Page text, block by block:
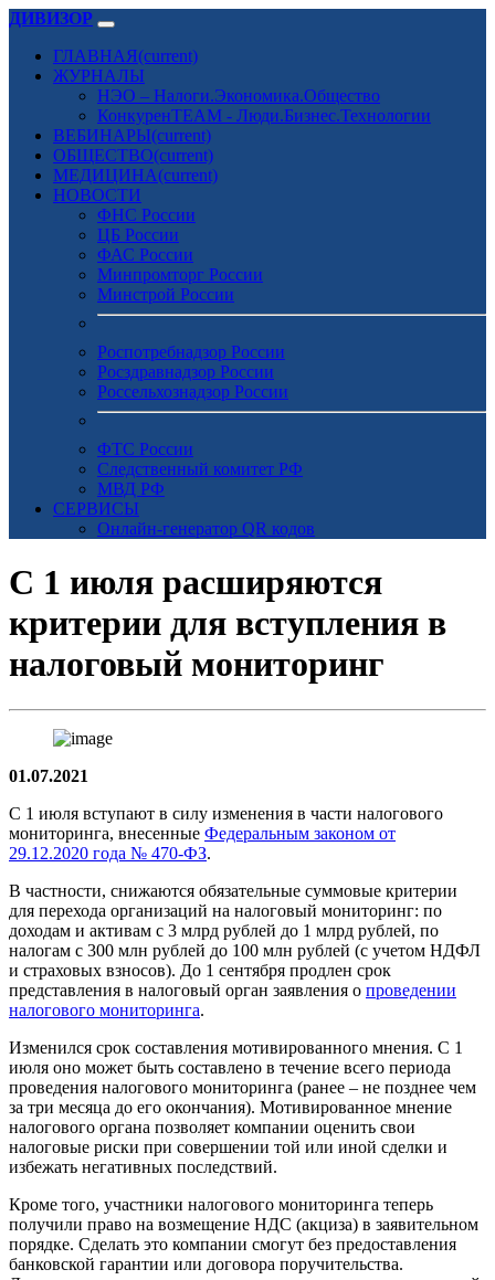
ДИВИЗОР
ГЛАВНАЯ(current)
ЖУРНАЛЫ
НЭО – Налоги.Экономика.Общество
КонкуренTEAM - Люди.Бизнес.Технологии
ВЕБИНАРЫ(current)
ОБЩЕСТВО(current)
МЕДИЦИНА(current)
НОВОСТИ
ФНС России
ЦБ России
ФАС России
Минпромторг России
Минстрой России
Роспотребнадзор России
Росздравнадзор России
Россельхознадзор России
ФТС России
Следственный комитет РФ
МВД РФ
СЕРВИСЫ
Онлайн-генератор QR кодов
С 1 июля расширяются
критерии для вступления в
налоговый мониторинг
01.07.2021
С 1 июля вступают в силу изменения в части налогового
мониторинга, внесенные Федеральным законом от
29.12.2020 года № 470-ФЗ.
В частности, снижаются обязательные суммовые критерии
для перехода организаций на налоговый мониторинг: по
доходам и активам с 3 млрд рублей до 1 млрд рублей, по
налогам с 300 млн рублей до 100 млн рублей (с учетом НДФЛ
и страховых взносов). До 1 сентября продлен срок
представления в налоговый орган заявления о проведении
налогового мониторинга.
Изменился срок составления мотивированного мнения. С 1
июля оно может быть составлено в течение всего периода
проведения налогового мониторинга (ранее – не позднее чем
за три месяца до его окончания). Мотивированное мнение
налогового органа позволяет компании оценить свои
налоговые риски при совершении той или иной сделки и
избежать негативных последствий.
Кроме того, участники налогового мониторинга теперь
получили право на возмещение НДС (акциза) в заявительном
порядке. Сделать это компании смогут без предоставления
банковской гарантии или договора поручительства.